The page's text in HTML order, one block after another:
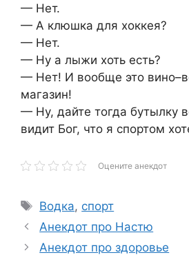
— Нет.
— А клюшка для хоккея?
— Нет.
— Ну а лыжи хоть есть?
— Нет! И вообще это
магазин!
— Ну, дайте тогда бутылку
видит Бог, что я спортом
Оцените анекдот
Метки
Водка, спорт
Анекдот про Настю
Анекдот про здоровье